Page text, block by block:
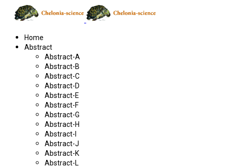
Home
Abstract
Abstract-A
Abstract-B
Abstract-C
Abstract-D
Abstract-E
Abstract-F
Abstract-G
Abstract-H
Abstract-I
Abstract-J
Abstract-K
Abstract-L